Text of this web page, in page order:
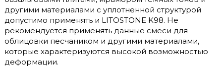
другими материалами с уплотненной структурой
допустимо применять и LITOSTONE K98. Не
рекомендуется применять данные смеси для
облицовки песчаником и другими материалами,
которые характеризуются высокой возможностью
деформации.